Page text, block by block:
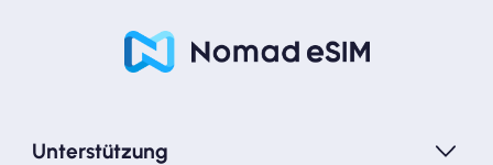
Unterstützung